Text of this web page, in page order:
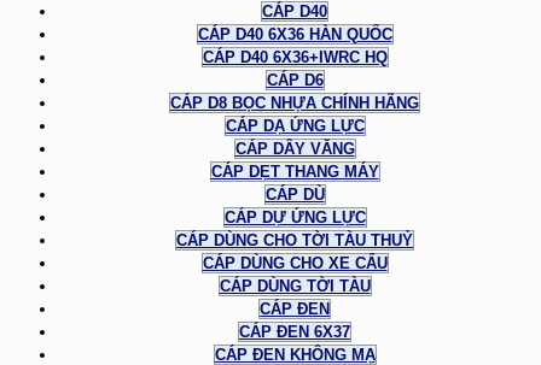
CÁP D40
CÁP D40 6X36 HÀN QUỐC
CÁP D40 6X36+IWRC HQ
CÁP D6
CÁP D8 BỌC NHỰA CHÍNH HÃNG
CÁP DẠ ỨNG LỰC
CÁP DÂY VĂNG
CÁP DẸT THANG MÁY
CÁP DÙ
CÁP DỰ ỨNG LỰC
CÁP DÙNG CHO TỜI TÀU THUỶ
CÁP DÙNG CHO XE CẨU
CÁP DÙNG TỜI TÀU
CÁP ĐEN
CÁP ĐEN 6X37
CÁP ĐEN KHÔNG MẠ